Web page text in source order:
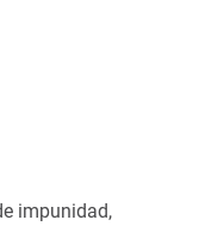
impunidad,